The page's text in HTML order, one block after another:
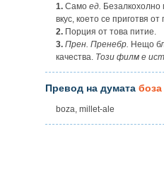
1. Само ед. Безалкохолно
вкус, което се приготвя
2. Порция от това питие.
3. Прен. Пренебр. Нещо
качества. Този филм е
Превод на думата боза
boza, millet-ale